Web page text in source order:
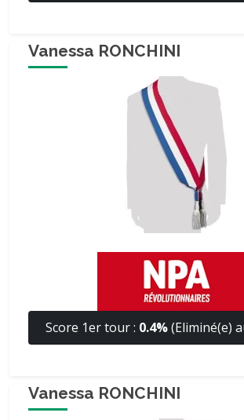
Vanessa RONCHINI
Score 1er tour : 0.4%(Eliminé(e)
Vanessa RONCHINI